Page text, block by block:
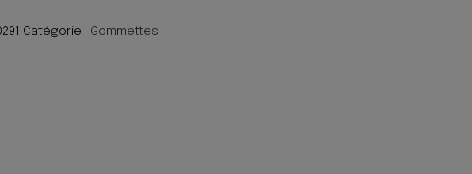
Catégorie : Gommettes